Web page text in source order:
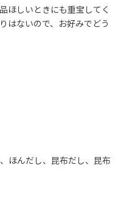
ほしいときにも重宝してく
はないので、お好みでどう
ほんだし、昆布だし、昆布